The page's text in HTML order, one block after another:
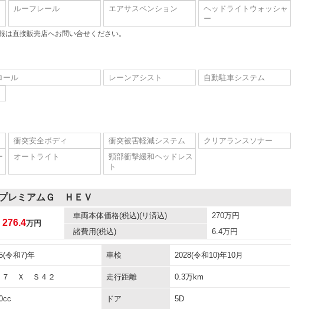
ルーフレール エアサスペンション
ヘッドライトウォッシャ
ー
直接販売店へお問い合せください。
ール レーンアシスト
自動駐車システム
衝突安全ボディ 衝突被害軽減システム
クリアランスソナー
オートライト
頸部衝撃緩和ヘッドレス
ト
レミアムＧ ＨＥＶ
276.4万円
車両本体価格(税込)(リ済込) 270万円
諸費用(税込) 6.4万円
令和7)年 車検 2028(令和10)年10月
７ Ｘ Ｓ４２ 走行距離 0.3万km
ドア 5D